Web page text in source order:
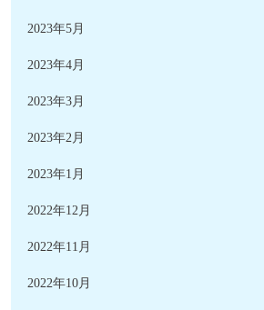
2023年5月
2023年4月
2023年3月
2023年2月
2023年1月
2022年12月
2022年11月
2022年10月